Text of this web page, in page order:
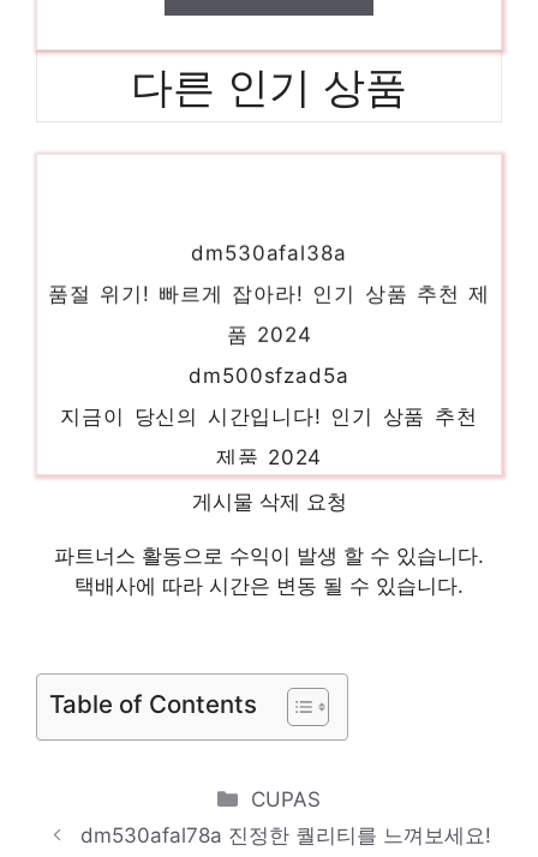
다른 인기 상품
품절 위기! 빠르게 잡아라! 인기 상품 추천 제
품 2024
dm500sfzad5a
지금이 당신의 시간입니다! 인기 상품 추천
제품 2024
dm530afalc58w
스타일을 완성하는 마지막 조각 인기 상품 추
천 제품 2024
dm500tfaa38a
제품 2024
dm530afa
품 2024
b80kvaa3501
게시물 삭제 요청
파트너스 활동으로 수익이 발생 할 수 있습니다.
택배사에 따라 시간은 변동 될 수 있습니다.
Table of Contents
Categories
CUPAS
dm530afal78a 진정한 퀄리티를 느껴보세요!